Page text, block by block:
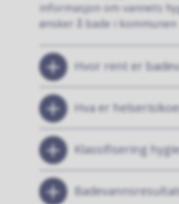
informasjon om vannets
ønsker å bade i kommunen
Hvor rent er
Hva er
Klassifisering